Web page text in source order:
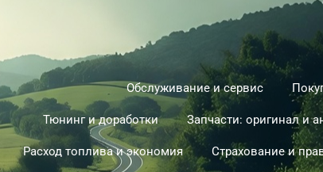
Обслуживание и сервис
Тюнинг и доработки Запчасти: оригинал и
Расход топлива и экономия Страхование и